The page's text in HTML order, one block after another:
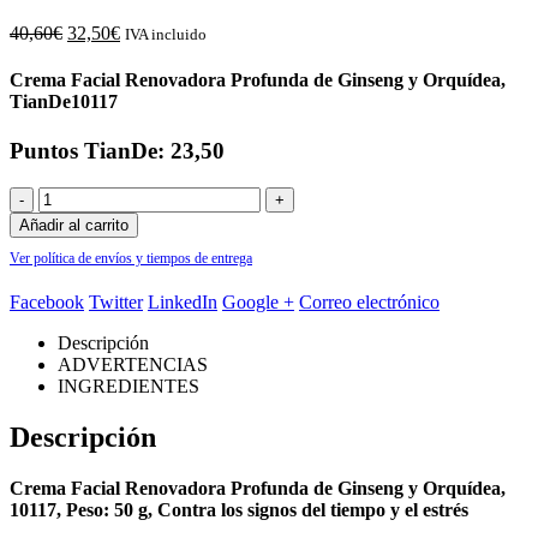
40,60€ El
original
era:
32,50€El
actual
IVA incluido
Crema Facial Renovadora Profunda de Ginseng y Orquídea,
TianDe10117
Puntos TianDe: 23,50
-
+
Añadir al carrito
Ver política de envíos y tiempos de entrega
Facebook Twitter LinkedIn Google + Correo electrónico
Descripción
ADVERTENCIAS
INGREDIENTES
Descripción
Crema Facial Renovadora Profunda de Ginseng y Orquídea,
10117, Peso: 50 g, Contra los signos del tiempo y el estrés